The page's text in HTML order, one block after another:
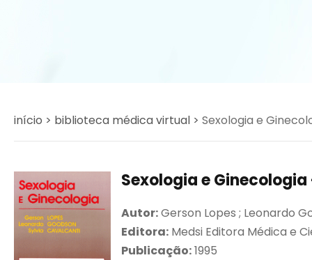
início > biblioteca médica virtual > Sexologia e
Sexologia e Ginecologia
Autor:Gerson Lopes ; Leonardo
Editora: Medsi Editora Médica e
Publicação:1995